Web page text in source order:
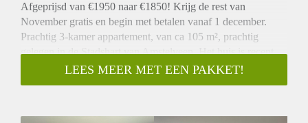
Afgeprijsd van €1950 naar €1850! Krijg de rest van
November gratis en begin met betalen vanaf 1 december.
Prachtig 3-kamer appartement, van ca 105 m², prachtig
gelegen in de Stadshart van Amstelveen. Het huis is recent
volledig gerenoveerd, met een moderne keuken en badkamer
en volledig ingericht.
LEES MEER MET EEN PAKKET!